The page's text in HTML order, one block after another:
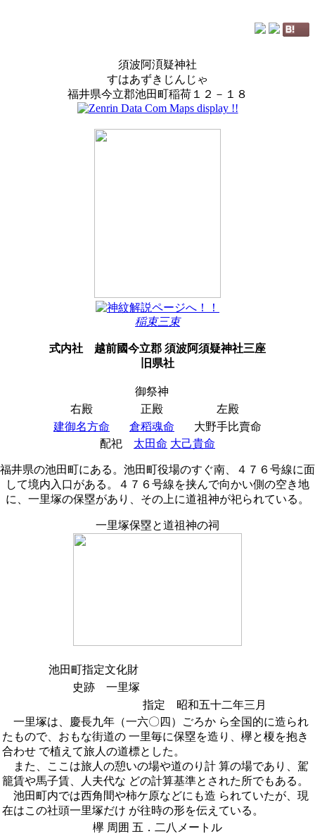
須波阿湏疑神社
すはあずきじんじゃ
福井県今立郡池田町稲荷１２－１８
稲束三束
式内社
越前國今立郡 須波阿須疑神社三座
旧県社
御祭神
右殿
正殿
左殿
建御名方命
倉稻魂命
大野手比賣命
配祀 太田命 大己貴命
福井県の池田町にある。池田町役場のすぐ南、４７６号線に面
して境内入口がある。４７６号線を挟んで向かい側の空き地
に、一里塚の保塁があり、その上に道祖神が祀られている。
一里塚保塁と道祖神の祠
池田町指定文化財
史跡 一里塚
指定 昭和五十二年三月
一里塚は、慶長九年（一六〇四）ごろか ら全国的に造られ
たもので、おもな街道の 一里毎に保塁を造り、欅と榎を抱き
合わせ で植えて旅人の道標とした。
また、ここは旅人の憩いの場や道のり計 算の場であり、駕
籠賃や馬子賃、人夫代な どの計算基準とされた所でもある。
池田町内では西角間や柿ケ原などにも造 られていたが、現
在はこの社頭一里塚だけ が往時の形を伝えている。
欅 周囲 五．二八メートル